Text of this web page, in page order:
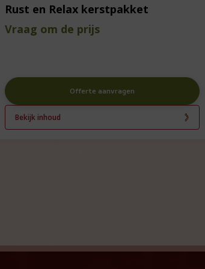
Rust en Relax kerstpakket
Vraag om de prijs
Offerte aanvragen
Bekijk inhoud